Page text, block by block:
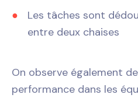
Les tâches sont
entre deux chaises
On observe également
performance dans les